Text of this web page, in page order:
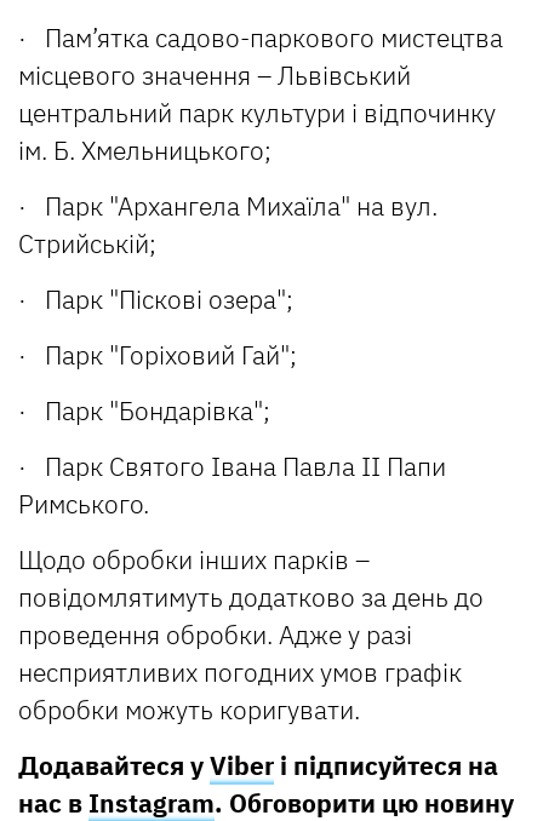
· Пам’ятка садово-паркового мистецтва
місцевого значення – Львівський
центральний парк культури і відпочинку
ім. Б. Хмельницького;
· Парк "Архангела Михаїла" на вул.
Стрийській;
· Парк "Піскові озера";
· Парк "Горіховий Гай";
· Парк "Бондарівка";
· Парк Святого Івана Павла ІІ Папи
Римського.
Щодо обробки інших парків –
повідомлятимуть додатково за день до
проведення обробки. Адже у разі
несприятливих погодних умов графік
обробки можуть коригувати.
Додавайтеся уViber і підписуйтеся на
нас в Instagram. Обговорити цю новину